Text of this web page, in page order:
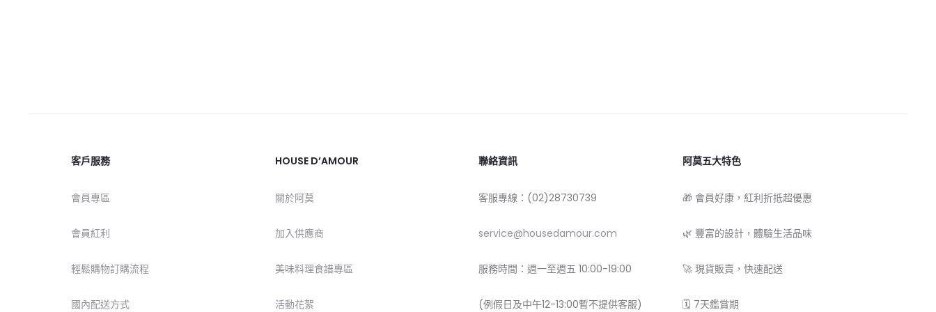
客戶服務
會員專區
會員紅利
輕鬆購物訂購流程
國內配送方式
HOUSE D’AMOUR
關於阿莫
加入供應商
美味料理食譜專區
活動花絮
聯絡資訊
客服專線：(02)28730739
service@housedamour.com
服務時間：週一至週五 10:00-19:00
(例假日及中午12-13:00暫不提供客服)
阿莫五大特色
🎁 會員好康，紅利折抵超優惠
🌿 豐富的設計，體驗生活品味
🚀 現貨販賣，快速配送
🗓 7天鑑賞期